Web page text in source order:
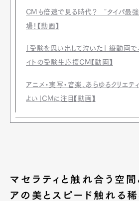
CMも倍速で見る時代？ "タイパ最
場！【動画】
「受験を思い出して泣いた」 縦動画で
イトの受験生応援CM【動画】
アニメ・実写・音楽、あらゆるクリエテ
よい」CMに注目【動画】
マセラティと触れ合う空間
アの美とスピード触れる